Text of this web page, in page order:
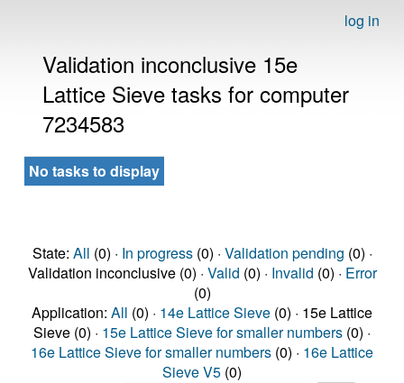
log in
Validation inconclusive 15e
Lattice Sieve tasks for computer
7234583
No tasks to display
State: All (0) · In progress(0) · Validation pending (0) ·
Validation inconclusive (0) · Valid (0) · Invalid (0) · Error
(0)
Application: All (0) · 14e Lattice Sieve (0) · 15e Lattice
Sieve (0) · 15e Lattice Sieve for smaller numbers (0) ·
16e Lattice Sieve for smaller numbers (0) · 16e Lattice
Sieve V5 (0)